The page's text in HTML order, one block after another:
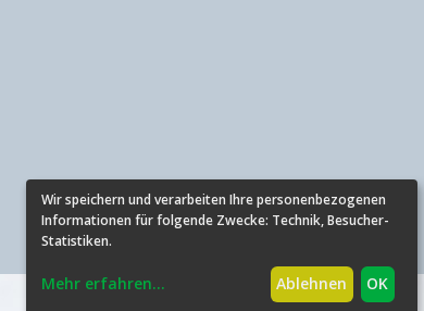
Wir speichern und verarbeiten Ihre personenbezogenen
Informationen für folgende Zwecke: Technik, Besucher-
Statistiken.
Mehr erfahren... Ablehnen OK